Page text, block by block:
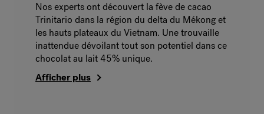
Nos experts ont découvert la fève de cacao
Trinitario dans la région du delta du Mékong et
les hauts plateaux du Vietnam. Une trouvaille
inattendue dévoilant tout son potentiel dans ce
chocolat au lait 45% unique.
Afficher plus